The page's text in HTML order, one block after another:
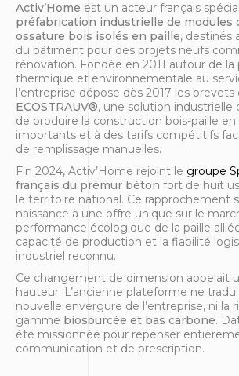
Activ’Home est un acteur français
préfabrication industrielle de modules
ossature bois isolés en paille, destinés
du bâtiment pour des projets neufs
rénovation. Fondée en 2011 autour de
thermique et environnementale au
l’entreprise dépose dès 2017 les
ECOSTRAUV®, une solution
de produire la construction bois-paille
importants et à des tarifs compétitifs
de remplissage manuelles.
Fin 2024, Activ’Home rejoint le groupe
français du prémur béton fort de huit
le territoire national. Ce rapprochement
naissance à une offre unique sur le
performance écologique de la paille
capacité de production et la fiabilité
industriel reconnu.
Ce changement de dimension appelait
hauteur. L’ancienne plateforme ne
nouvelle envergure de l’entreprise, ni la
gamme biosourcée et bas carbone.
été missionnée pour repenser
communication et de prescription.